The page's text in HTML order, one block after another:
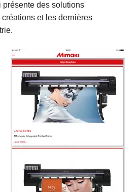
des solutions
créations et les dernières